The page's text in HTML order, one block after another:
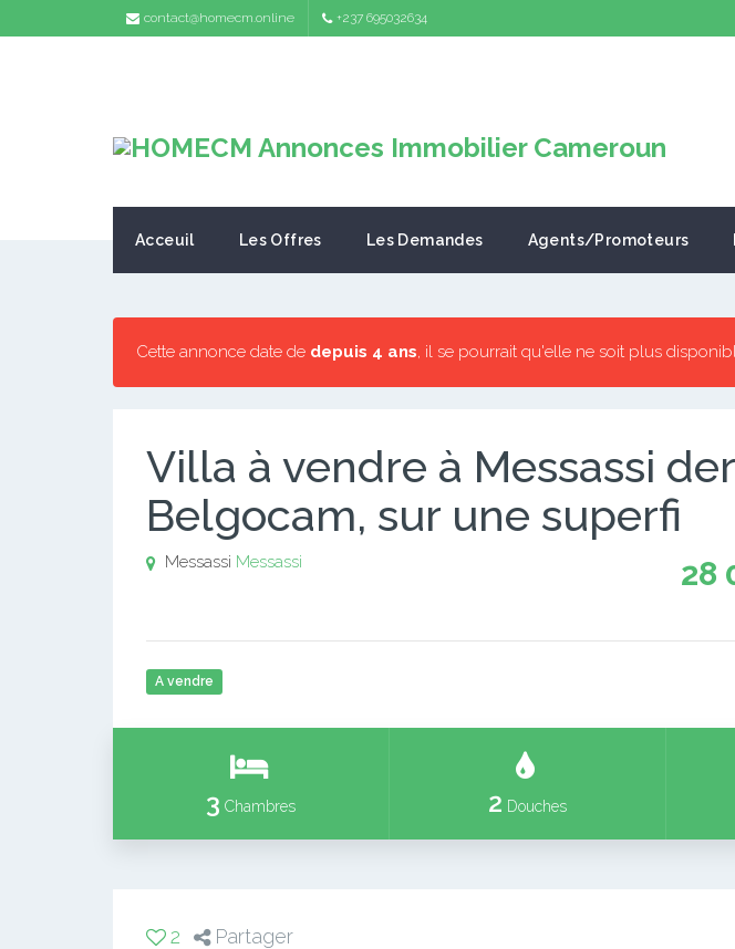
contact@homecm.online +237 695032634
Acceuil Les Offres Les Demandes Agents/Promoteurs
Cette annonce date de depuis 4 ans, il se pourrait qu'elle ne soit plus
Villa à vendre à Messassi
Belgocam, sur une superfi
28
Messassi Messassi
A vendre
3 Chambres 2 Douches
2 Partager